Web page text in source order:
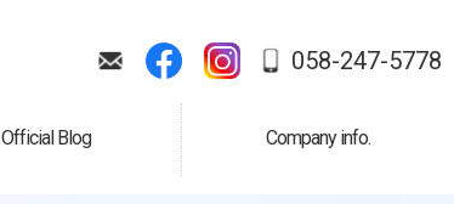
058-247-5778
Official Blog
公式ブログ Company info.
会社案内